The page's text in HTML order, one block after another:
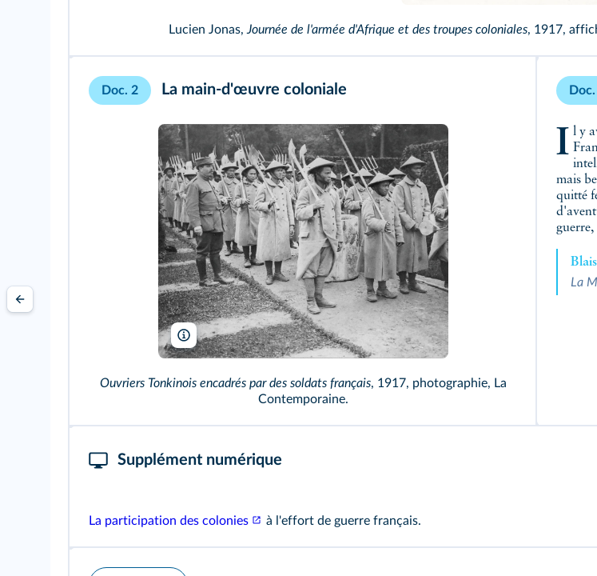
Lucien Jonas, Journée de l'armée d'Afrique et des troupes coloniales, 1917,
Doc. 2 La main‑d'œuvre coloniale
Musée de l'Histoire et de l'Immigration
Ouvriers Tonkinois encadrés par des soldats français, 1917, photographie, La
Contemporaine.
Il y avait chez nous des étrangers qui s'étaient engagés par amour pour la
mais
quitté
La
Supplément numérique
La participation des colonies à l'effort de guerre français.